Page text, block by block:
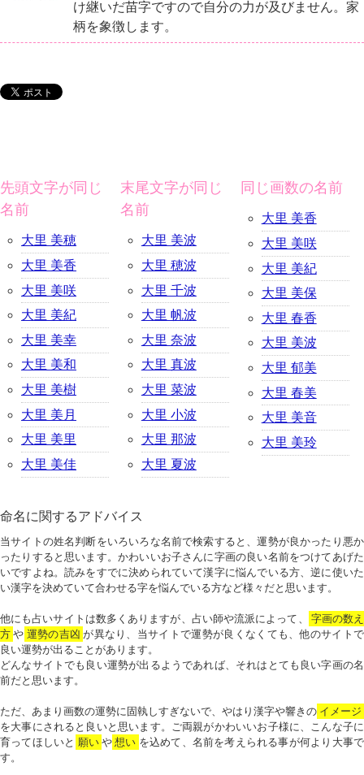
け継いだ苗字ですので自分の力が及びません。家
柄を象徴します。
先頭文字が同じ
名前
大里 美穂
大里 美香
大里 美咲
大里 美紀
大里 美幸
大里 美和
大里 美樹
大里 美月
大里 美里
大里 美佳
末尾文字が同じ
名前
大里 美波
大里 穂波
大里 千波
大里 帆波
大里 奈波
大里 真波
大里 菜波
大里 小波
大里 那波
大里 夏波
同じ画数の名前
大里 美香
大里 美咲
大里 美紀
大里 美保
大里 春香
大里 美波
大里 郁美
大里 春美
大里 美音
大里 美玲
命名に関するアドバイス
当サイトの姓名判断をいろいろな名前で検索すると、運勢が良かったり悪か
ったりすると思います。かわいいお子さんに字画の良い名前をつけてあげた
いですよね。読みをすでに決められていて漢字に悩んでいる方、逆に使いた
い漢字を決めていて合わせる字を悩んでいる方など様々だと思います。
他にも占いサイトは数多くありますが、占い師や流派によって、
字画の数え
方 や 運勢の吉凶 が異なり、当サイトで運勢が良くなくても、他のサイトで
良い運勢が出ることがあります。
どんなサイトでも良い運勢が出るようであれば、それはとても良い字画の名
前だと思います。
ただ、あまり画数の運勢に固執しすぎないで、やはり漢字や響きの イメージ
を大事にされると良いと思います。ご両親がかわいいお子様に、こんな子に
育ってほしいと 願い や 想い を込めて、名前を考えられる事が何より大事で
す。